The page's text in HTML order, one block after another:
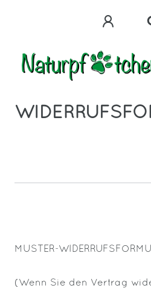
MUSTER-
(Wenn Sie den Vertrag